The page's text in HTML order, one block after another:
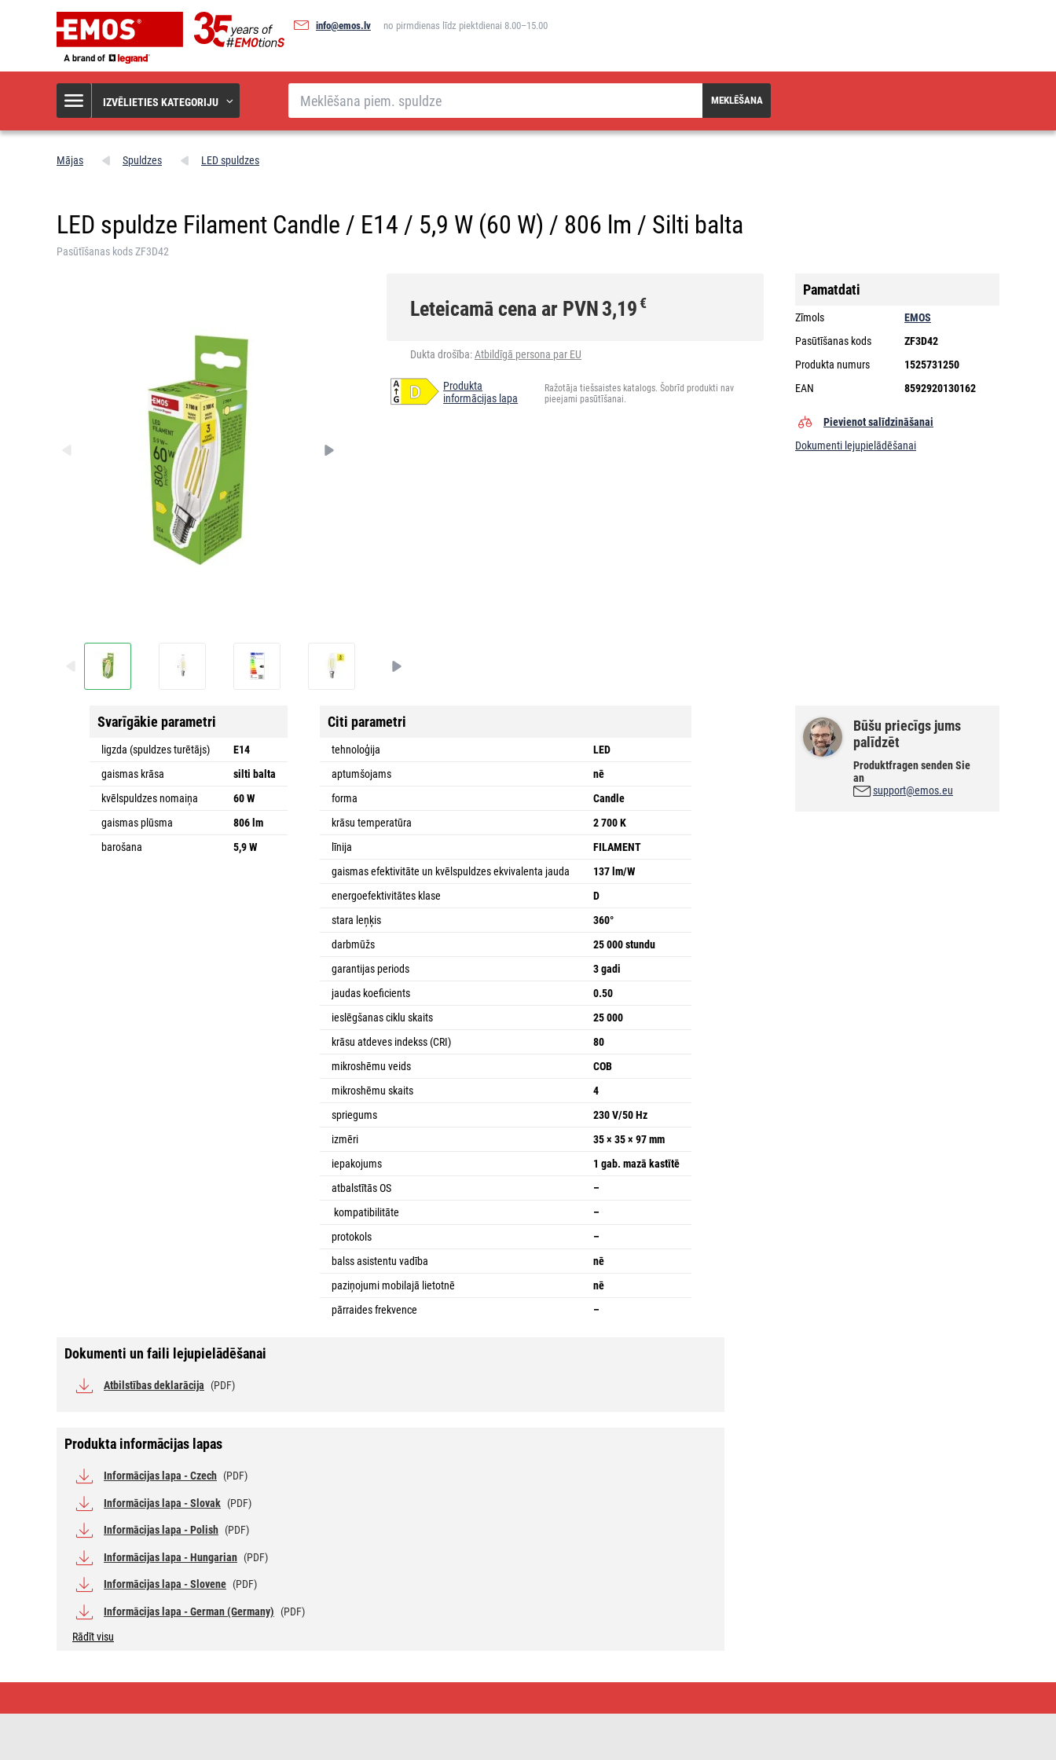
info@emos.lv no pirmdienas līdz piektdienai 8.00–15.00
IZVĒLIETIES KATEGORIJU
Meklēšana
MEKLĒŠANA
Mājas Spuldzes LED spuldzes
LED spuldze Filament Candle / E14 / 5,9 W (60 W) / 806 lm / Silti balta
Pasūtīšanas kods ZF3D42
Leteicamā cena ar PVN 3,19€
Dukta drošība:Atbildīgā persona par EU
Produkta
informācijas lapa
Ražotāja tiešsaistes katalogs. Šobrīd produkti nav
pieejami pasūtīšanai.
Pamatdati
Zīmols
EMOS
Pasūtīšanas kods
ZF3D42
Produkta numurs
1525731250
EAN
8592920130162
Pievienot salīdzināšanai
Dokumenti lejupielādēšanai
Svarīgākie parametri
ligzda (spuldzes turētājs)
E14
gaismas krāsa
silti balta
kvēlspuldzes nomaiņa
60 W
gaismas plūsma
806 lm
barošana
5,9 W
Citi parametri
tehnoloģija
LED
aptumšojams
nē
forma
Candle
krāsu temperatūra
2 700 K
līnija
FILAMENT
gaismas efektivitāte un kvēlspuldzes ekvivalenta jauda
137 lm/W
energoefektivitātes klase
D
stara leņķis
360°
darbmūžs
25 000 stundu
garantijas periods
3 gadi
jaudas koeficients
0.50
ieslēgšanas ciklu skaits
25 000
krāsu atdeves indekss (CRI)
80
mikroshēmu veids
COB
mikroshēmu skaits
4
spriegums
230 V/50 Hz
izmēri
35 × 35 × 97 mm
iepakojums
1 gab. mazā kastītē
atbalstītās OS
–
kompatibilitāte
–
protokols
–
balss asistentu vadība
nē
paziņojumi mobilajā lietotnē
nē
pārraides frekvence
–
Dokumenti un faili lejupielādēšanai
Atbilstības deklarācija (PDF)
Produkta informācijas lapas
Informācijas lapa - Czech (PDF)
Informācijas lapa - Slovak (PDF)
Informācijas lapa - Polish (PDF)
Informācijas lapa - Hungarian (PDF)
Informācijas lapa - Slovene (PDF)
Informācijas lapa - German (Germany) (PDF)
Rādīt visu
Būšu priecīgs jums
palīdzēt
Produktfragen senden Sie
an
support@emos.eu
Filament